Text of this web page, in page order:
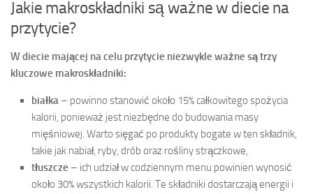
Jakie makroskładniki są ważne w diecie na
przytycie?
W diecie mającej na celu przytycie niezwykle ważne są trzy
kluczowe makroskładniki:
białka – powinno stanowić około 15% całkowitego spożycia
kalorii, ponieważ jest niezbędne do budowania masy
mięśniowej. Warto sięgać po produkty bogate w ten składnik,
takie jak nabiał, ryby, drób oraz rośliny strączkowe,
tłuszcze – ich udział w codziennym menu powinien wynosić
około 30% wszystkich kalorii. Te składniki dostarczają energii i